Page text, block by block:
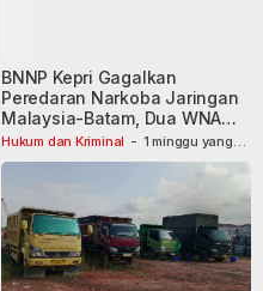
Hukum dan Kriminal - 1 minggu yang
BNNP Kepri Gagalkan
Peredaran Narkoba Jaringan
Malaysia-Batam, Dua WNA
Masih Diburu